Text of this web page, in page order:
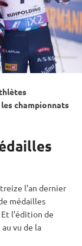
championnats
l’an dernier
médailles
Et l’édition de
vu de la